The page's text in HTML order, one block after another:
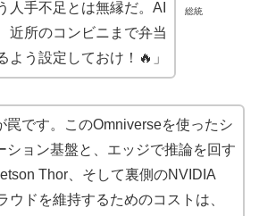
総統
人手不足とは無縁だ。AI
近所のコンビニまで弁当
よう設定しておけ！🔥」
罠です。このOmniverseを使ったシ
ション基盤と、エッジで推論を回す
Thor、そして裏側のNVIDIA
ウドを維持するためのコストは、